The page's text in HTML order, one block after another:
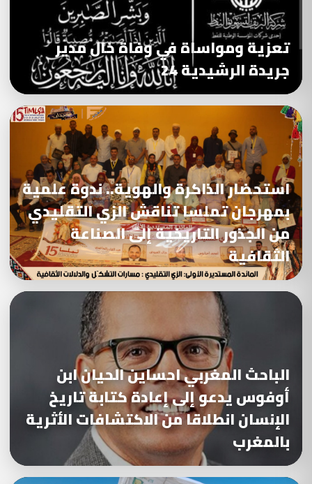
تعزية ومواساة في وفاة خال مدير
جريدة الرشيدية 24
استحضار الذاكرة والهوية.. ندوة علمية
بمهرجان تملسا تناقش الزي التقليدي
من الجذور التاريخية إلى الصناعة
الثقافية
الباحث المغربي احساين الحيان ابن
أوفوس يدعو إلى إعادة كتابة تاريخ
الإنسان انطلاقا من الاكتشافات الأثرية
بالمغرب